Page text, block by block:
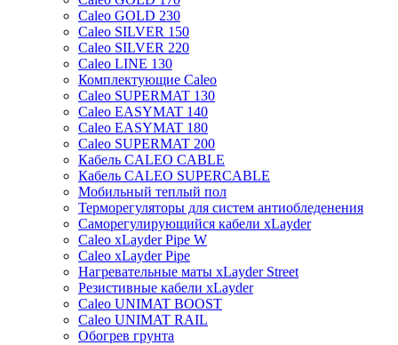
Caleo GOLD 230
Caleo SILVER 150
Caleo SILVER 220
Caleo LINE 130
Комплектующие Caleo
Caleo SUPERMAT 130
Caleo EASYMAT 140
Caleo EASYMAT 180
Caleo SUPERMAT 200
Кабель CALEO CABLE
Кабель CALEO SUPERCABLE
Мобильный теплый пол
Терморегуляторы для систем антиобледенения
Саморегулирующийся кабели xLayder
Caleo xLayder Pipe W
Caleo xLayder Pipe
Нагревательные маты xLayder Street
Резистивные кабели xLayder
Caleo UNIMAT BOOST
Caleo UNIMAT RAIL
Обогрев грунта